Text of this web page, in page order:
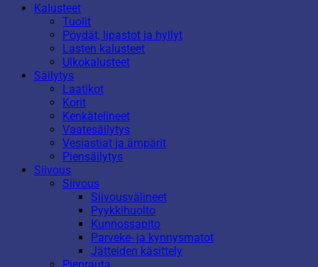
Kalusteet
Tuolit
Pöydät, lipastot ja hyllyt
Lasten kalusteet
Ulkokalusteet
Säilytys
Laatikot
Korit
Kenkätelineet
Vaatesäilytys
Vesiastiat ja ämpärit
Piensäilytys
Siivous
Siivous
Siivousvälineet
Pyykkihuolto
Kunnossapito
Parveke- ja kynnysmatot
Jätteiden käsittely
Pienrauta